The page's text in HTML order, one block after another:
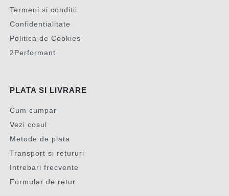
Termeni si conditii
Confidentialitate
Politica de Cookies
2Performant
PLATA SI LIVRARE
Cum cumpar
Vezi cosul
Metode de plata
Transport si retururi
Intrebari frecvente
Formular de retur